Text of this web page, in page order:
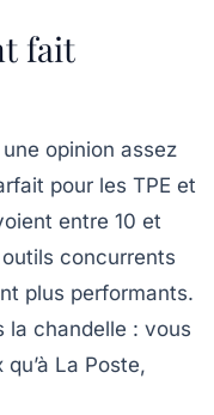
fait
opinion assez
pour les TPE et
entre 10 et
concurrents
plus performants.
la chandelle : vous
La Poste,